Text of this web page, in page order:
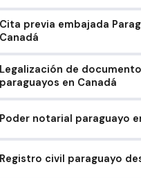
Cita previa embajada
Canadá
Legalización de
paraguayos en Canadá
Poder notarial paraguayo
Registro civil paraguayo